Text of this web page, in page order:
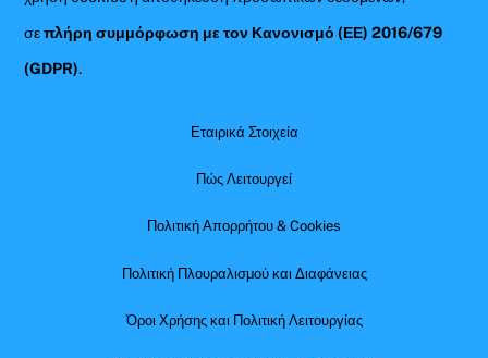
σεπλήρη συμμόρφωση με τον Κανονισμό (ΕΕ) 2016/679
(GDPR).
Εταιρικά Στοιχεία
Πώς Λειτουργεί
Πολιτική Απορρήτου & Cookies
Πολιτική Πλουραλισμού και Διαφάνειας
Όροι Χρήσης και Πολιτική Λειτουργίας